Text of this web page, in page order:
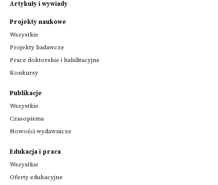
Artykuły i wywiady
Projekty naukowe
Wszystkie
Projekty badawcze
Prace doktorskie i habilitacyjne
Konkursy
Publikacje
Wszystkie
Czasopisma
Nowości wydawnicze
Edukacja i praca
Wszystkie
Oferty edukacyjne